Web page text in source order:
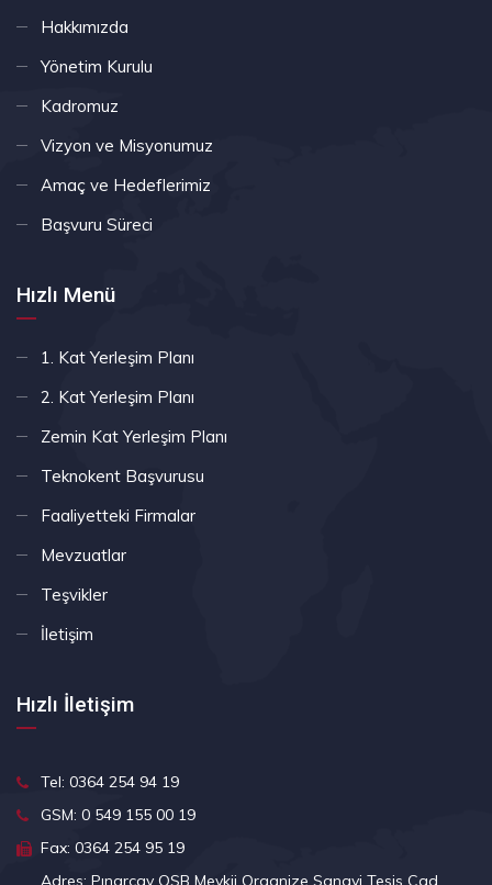
Hakkımızda
Yönetim Kurulu
Kadromuz
Vizyon ve Misyonumuz
Amaç ve Hedeflerimiz
Başvuru Süreci
Hızlı Menü
1. Kat Yerleşim Planı
2. Kat Yerleşim Planı
Zemin Kat Yerleşim Planı
Teknokent Başvurusu
Faaliyetteki Firmalar
Mevzuatlar
Teşvikler
İletişim
Hızlı İletişim
Tel: 0364 254 94 19
GSM: 0 549 155 00 19
Fax: 0364 254 95 19